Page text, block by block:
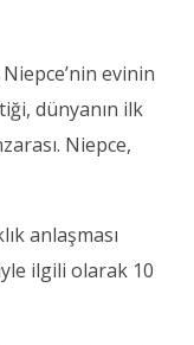
evinin
dünyanın ilk
Niepce,
anlaşması
ilgili olarak 10